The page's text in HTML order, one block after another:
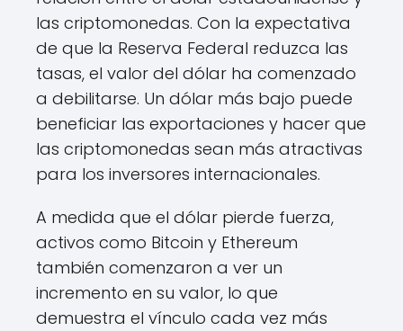
las criptomonedas. Con la expectativa
de que la Reserva Federal reduzca las
tasas, el valor del dólar ha comenzado
a debilitarse. Un dólar más bajo puede
beneficiar las exportaciones y hacer que
las criptomonedas sean más atractivas
para los inversores internacionales.
A medida que el dólar pierde fuerza,
activos como Bitcoin y Ethereum
también comenzaron a ver un
incremento en su valor, lo que
demuestra el vínculo cada vez más